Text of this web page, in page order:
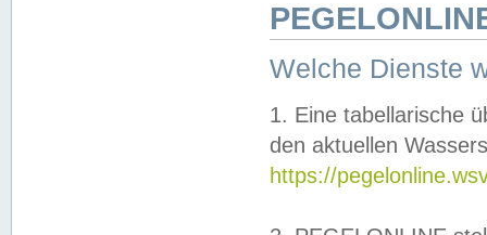
Welche Dienste
1. Eine tabellarische
den aktuellen
https://